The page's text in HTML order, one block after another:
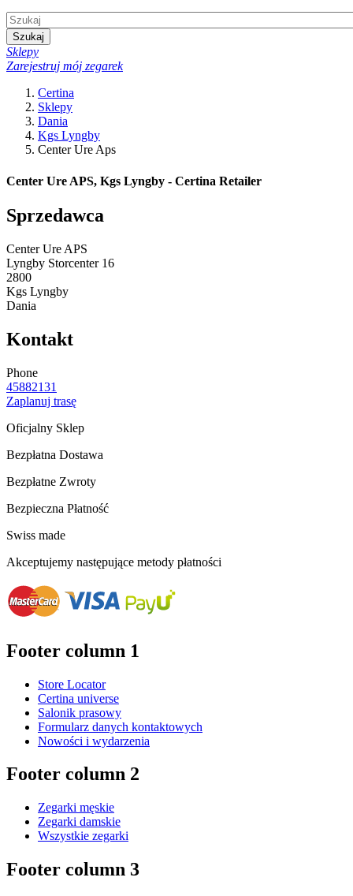
Szukaj
Sklepy
Zarejestruj mój zegarek
Certina
Sklepy
Dania
Kgs Lyngby
Center Ure Aps
Center Ure APS, Kgs Lyngby - Certina Retailer
Sprzedawca
Center Ure APS
Lyngby Storcenter 16
2800
Kgs Lyngby
Dania
Kontakt
Phone
45882131
Zaplanuj trasę
Oficjalny Sklep
Bezpłatna Dostawa
Bezpłatne Zwroty
Bezpieczna Płatność
Swiss made
Akceptujemy następujące metody płatności
Footer column 1
Store Locator
Certina universe
Salonik prasowy
Formularz danych kontaktowych
Nowości i wydarzenia
Footer column 2
Zegarki męskie
Zegarki damskie
Wszystkie zegarki
Footer column 3